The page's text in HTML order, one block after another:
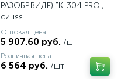
РАЗОБР.ВИДЕ) "К-304 PRO",
синяя
Оптовая цена
5 907.60 руб. /шт
Розничная цена
6 564 руб. /шт